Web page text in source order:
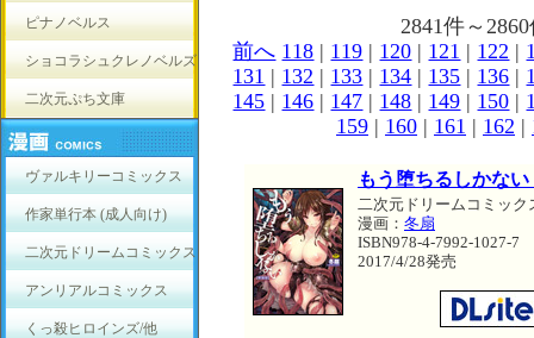
ピナノベルス
ショコラシュクレノベルズ
二次元ぷち文庫
ヴァルキリーコミックス
作家単行本 (成人向け)
二次元ドリームコミックス
アンリアルコミックス
くっ殺ヒロインズ/他
2841件～
前へ 118 | 119 | 120 | 121 | 122 |
131 | 132 | 133 | 134 | 135 | 136 |
145 | 146 | 147 | 148 | 149 | 150 |
159 | 160 | 161 | 162 |
もう堕ちるしかな
二次元ドリームコミック
漫画： 冬扇
ISBN978-4-7992-1027-7
2017/4/28発売